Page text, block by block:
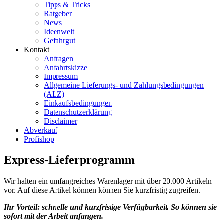
Tipps & Tricks
Ratgeber
News
Ideenwelt
Gefahrgut
Kontakt
Anfragen
Anfahrtskizze
Impressum
Allgemeine Lieferungs- und Zahlungsbedingungen
(ALZ)
Einkaufsbedingungen
Datenschutzerklärung
Disclaimer
Abverkauf
Profishop
Express-Lieferprogramm
Wir halten ein umfangreiches Warenlager mit über 20.000 Artikeln
vor. Auf diese Artikel können können Sie kurzfristig zugreifen.
Ihr Vorteil: schnelle und kurzfristige Verfügbarkeit. So können sie
sofort mit der Arbeit anfangen.